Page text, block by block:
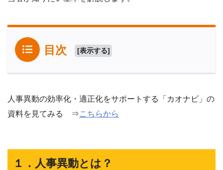
目次 [表示する]
人事異動の効率化・適正化をサポートする「カオナビ」の
資料を見てみる ⇒こちらから
１．人事異動とは？